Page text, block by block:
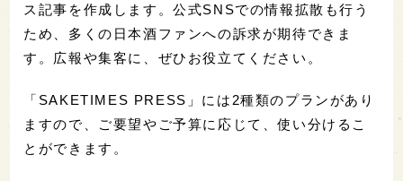
ス記事を作成します。公式SNSでの情報拡散も行う
ため、多くの日本酒ファンへの訴求が期待できま
す。広報や集客に、ぜひお役立てください。
「SAKETIMES PRESS」には2種類のプランがあり
ますので、ご要望やご予算に応じて、使い分けるこ
とができます。